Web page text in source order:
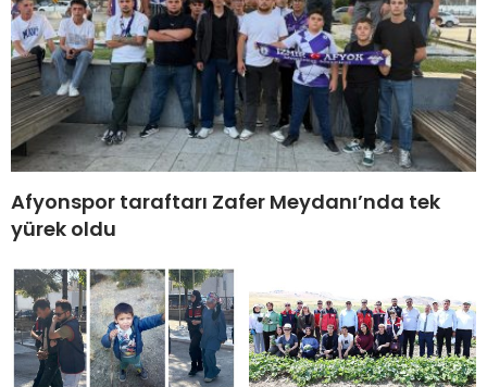
Afyonspor taraftarı Zafer Meydanı’nda tek
yürek oldu